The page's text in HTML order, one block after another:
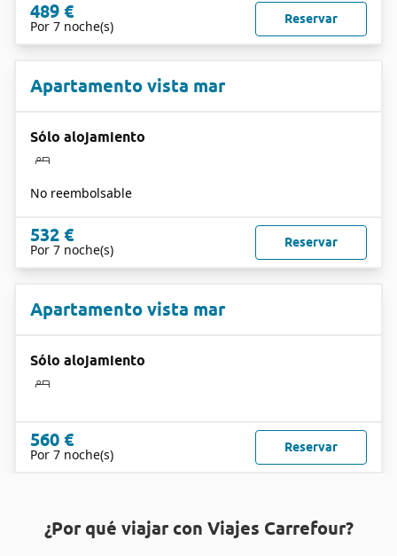
489 €
Por 7 noche(s) Reservar
Apartamento vista mar
Sólo alojamiento
No reembolsable
532 €
Por 7 noche(s) Reservar
Apartamento vista mar
Sólo alojamiento
560 €
Por 7 noche(s) Reservar
¿Por qué viajar con Viajes Carrefour?